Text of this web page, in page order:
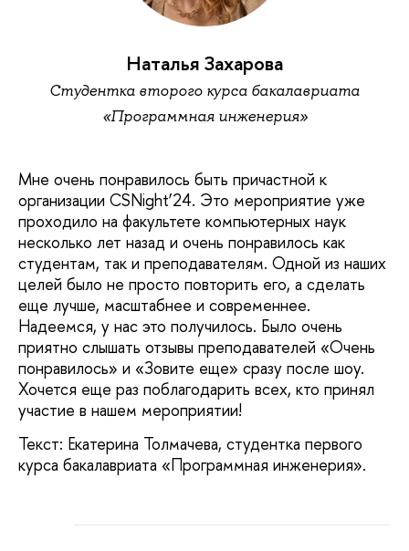
Наталья Захарова
Студентка второго курса бакалавриата
«Программная инженерия»
Мне очень понравилось быть причастной к
организации CSNight’24. Это мероприятие уже
проходило на факультете компьютерных наук
несколько лет назад и очень понравилось как
студентам, так и преподавателям. Одной из наших
целей было не просто повторить его, а сделать
еще лучше, масштабнее и современнее.
Надеемся, у нас это получилось. Было очень
приятно слышать отзывы преподавателей «Очень
понравилось» и «Зовите еще» сразу после шоу.
Хочется еще раз поблагодарить всех, кто принял
участие в нашем мероприятии!
Текст: Екатерина Толмачева, студентка первого
курса бакалавриата «Программная инженерия».